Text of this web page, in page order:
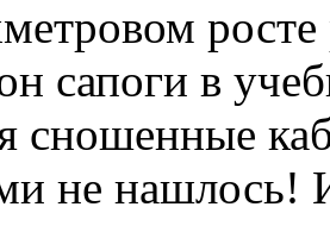
сапоги в
сношенные
не нашлось!